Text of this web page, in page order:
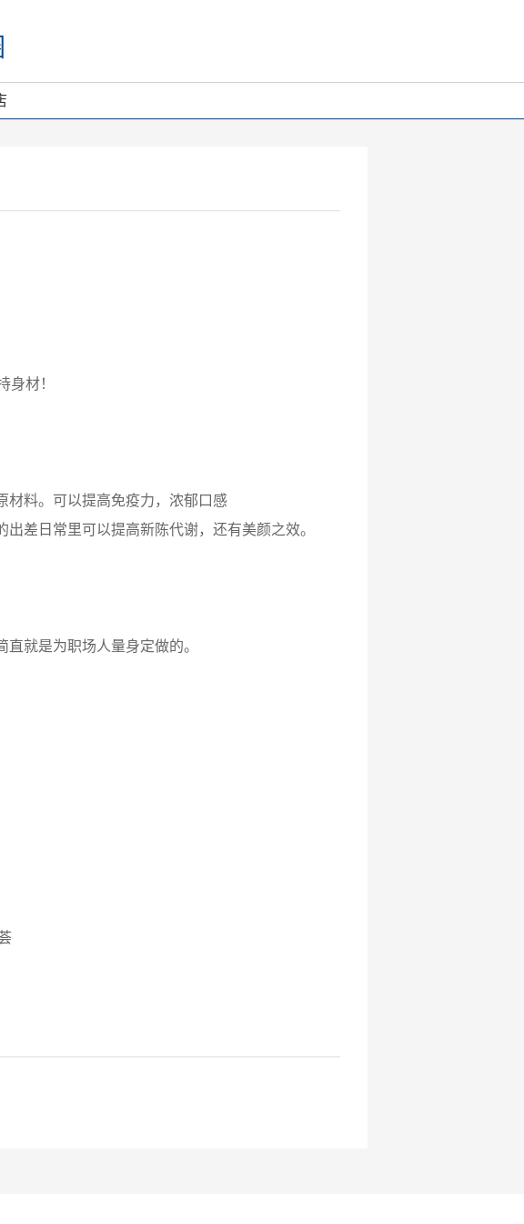
身材！
材料。可以提高免疫力，浓郁口感
差日常里可以提高新陈代谢，还有美颜之效。
就是为职场人量身定做的。